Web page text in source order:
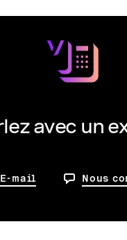
avec un
E-mail Nous